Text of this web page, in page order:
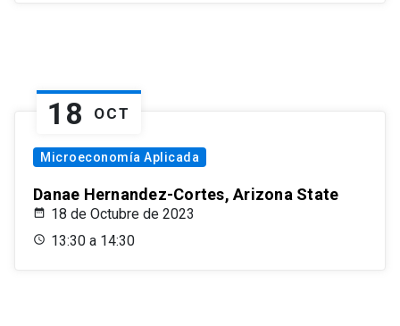
18 OCT
Microeconomía Aplicada
Danae Hernandez-Cortes, Arizona State
18 de Octubre de 2023
13:30 a 14:30